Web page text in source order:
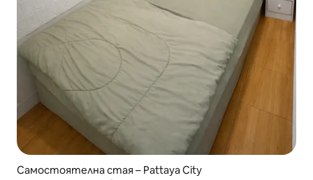
Самостоятелна стая – Pattaya City